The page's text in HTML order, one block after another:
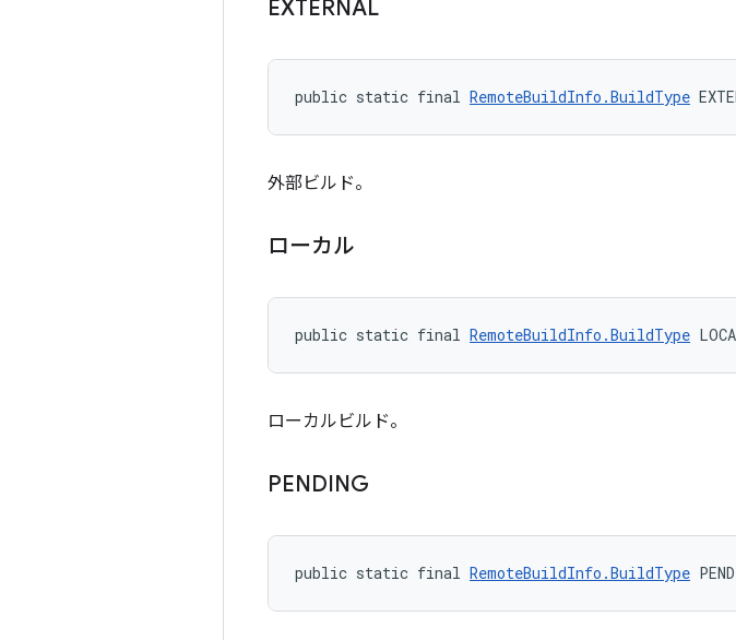
EXTERNAL
public static final RemoteBuildInfo.BuildType
外部ビルド。
ローカル
public static final RemoteBuildInfo.BuildType
ローカルビルド。
PENDING
public static final RemoteBuildInfo.BuildType